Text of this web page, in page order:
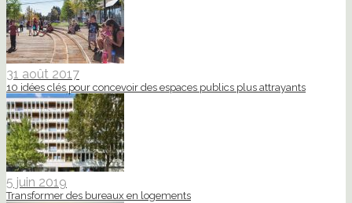
31 août 2017
10 idées clés pour concevoir des espaces publics plus attrayants
5 juin 2019
Transformer des bureaux en logements